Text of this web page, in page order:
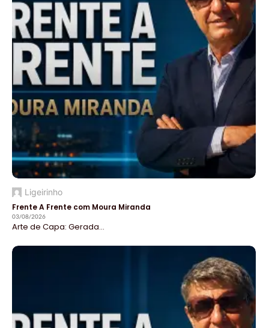
Ligeirinho
Frente A Frente com Moura Miranda
03/08/2026
Arte de Capa: Gerada...